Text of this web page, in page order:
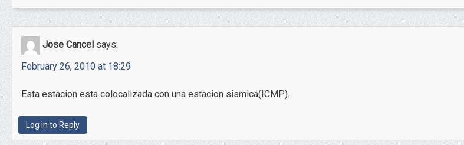
Jose Cancel says:
February 26, 2010 at 18:29
Esta estacion esta colocalizada con una estacion sismica(ICMP).
Log in to Reply